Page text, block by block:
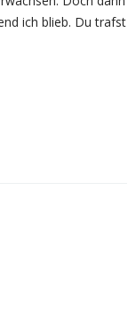
ich blieb. Du trafst